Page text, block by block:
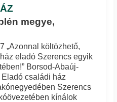
megye,
„Azonnal költözhető,
eladó Szerencs egyik
Borsod-Abaúj-
családi ház
Szerencs
kínálok